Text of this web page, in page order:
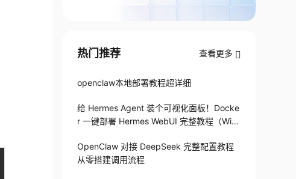
热门推荐 查看更多
openclaw本地部署教程超详细
给 Hermes Agent 装个可视化面板！Docke
r 一键部署 Hermes WebUI 完整教程（Win
OpenClaw 对接 DeepSeek 完整配置教程
从零搭建调用流程